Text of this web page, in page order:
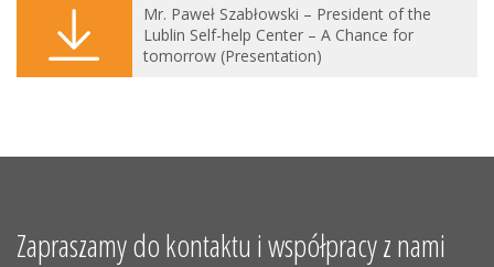
Mr. Paweł Szabłowski – President of the
Lublin Self-help Center – A Chance for
tomorrow (Presentation)
Zapraszamy do kontaktu i współpracy z nami